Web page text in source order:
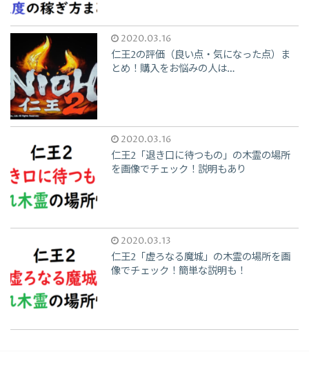
2020.03.16
仁王2の評価（良い点・気になった点）ま
とめ！購入をお悩みの人は…
2020.03.16
仁王2「退き口に待つもの」の木霊の場所
を画像でチェック！説明もあり
2020.03.13
仁王2「虚ろなる魔城」の木霊の場所を画
像でチェック！簡単な説明も！